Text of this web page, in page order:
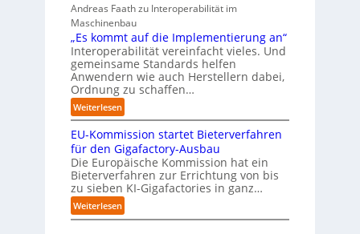
s
c
h
r
o
s
t
e
n
a
h
m
e
c
h
r
u
Andreas Faath zu Interoperabilität im
Maschinenbau
„Es kommt auf die Implementierung an“
Interoperabilität vereinfacht vieles. Und
gemeinsame Standards helfen
Anwendern wie auch Herstellern dabei,
Ordnung zu schaffen…
Weiterlesen:
„
E
s
k
o
m
m
t
EU-Kommission startet Bieterverfahren
für den Gigafactory-Ausbau
Die Europäische Kommission hat ein
Bieterverfahren zur Errichtung von bis
zu sieben KI-Gigafactories in ganz…
Weiterlesen:
E